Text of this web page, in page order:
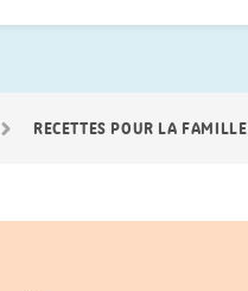
RECETTES POUR LA FAMILLE